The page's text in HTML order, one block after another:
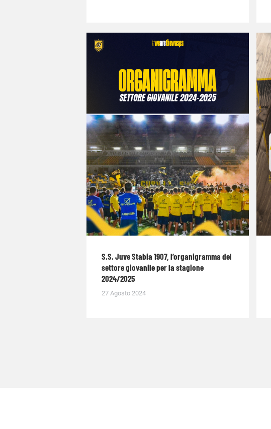
S.S. Juve Stabia 1907, l’organigramma del
settore giovanile per la stagione
2024/2025
27 Agosto 2024